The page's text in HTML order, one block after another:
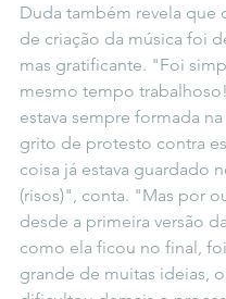
Duda também revela que
de criação da música foi
mas gratificante. "Foi
mesmo tempo
estava sempre formada
grito de protesto contra
coisa já estava guardado
(risos)", conta. "Mas por
desde a primeira versão
como ela ficou no final,
grande de muitas ideias,